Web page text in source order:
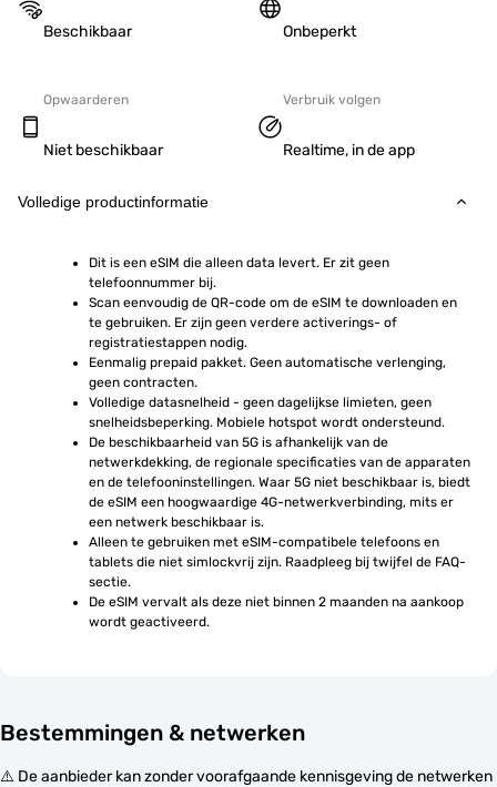
Beschikbaar Onbeperkt
Opwaarderen
Niet beschikbaar
Verbruik volgen
Realtime, in de app
Volledige productinformatie
Dit is een eSIM die alleen data levert. Er zit geen
telefoonnummer bij.
Scan eenvoudig de QR-code om de eSIM te downloaden en
te gebruiken. Er zijn geen verdere activerings- of
registratiestappen nodig.
Eenmalig prepaid pakket. Geen automatische verlenging,
geen contracten.
Volledige datasnelheid - geen dagelijkse limieten, geen
snelheidsbeperking. Mobiele hotspot wordt ondersteund.
De beschikbaarheid van 5G is afhankelijk van de
netwerkdekking, de regionale specificaties van de apparaten
en de telefooninstellingen. Waar 5G niet beschikbaar is, biedt
de eSIM een hoogwaardige 4G-netwerkverbinding, mits er
een netwerk beschikbaar is.
Alleen te gebruiken met eSIM-compatibele telefoons en
tablets die niet simlockvrij zijn. Raadpleeg bij twijfel de FAQ-
sectie.
De eSIM vervalt als deze niet binnen 2 maanden na aankoop
wordt geactiveerd.
Bestemmingen & netwerken
⚠️ De aanbieder kan zonder voorafgaande kennisgeving de netwerken